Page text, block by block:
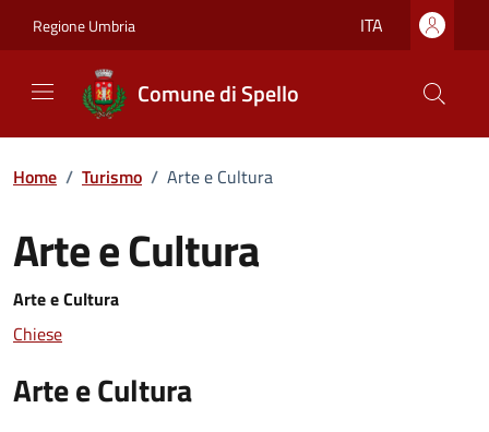
Regione Umbria ITA
Comune di Spello
Home / Turismo / Arte e Cultura
Arte e Cultura
Arte e Cultura
Chiese
Arte e Cultura